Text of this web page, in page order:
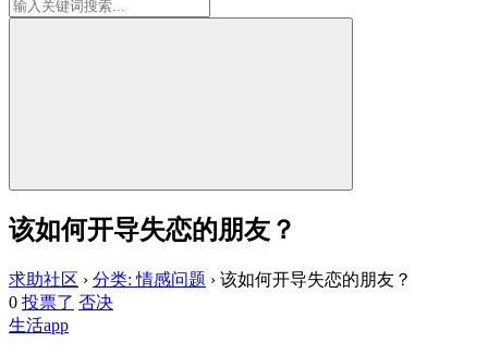
该如何开导失恋的朋友？
求助社区 › 分类: 情感问题 › 该如何开导失恋的朋友？
0 投票了 否决
生活app